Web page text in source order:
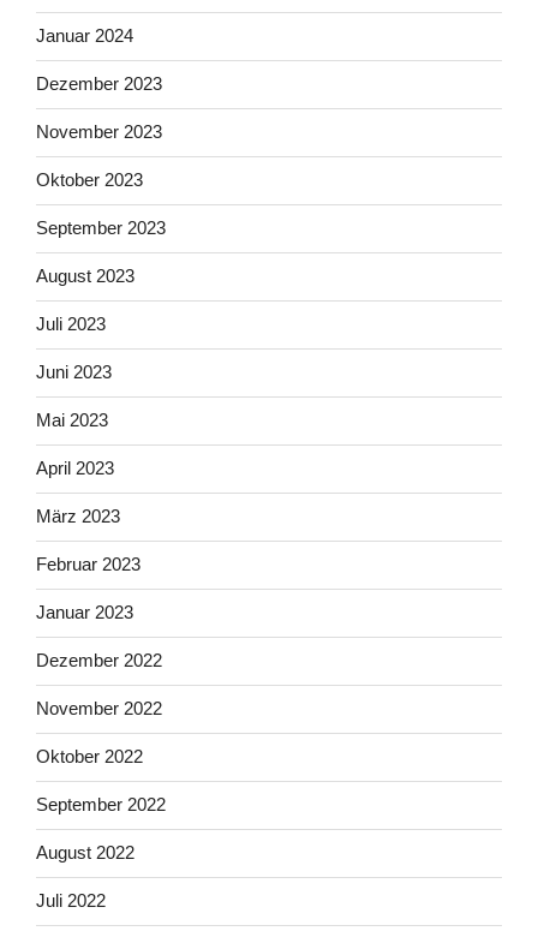
Januar 2024
Dezember 2023
November 2023
Oktober 2023
September 2023
August 2023
Juli 2023
Juni 2023
Mai 2023
April 2023
März 2023
Februar 2023
Januar 2023
Dezember 2022
November 2022
Oktober 2022
September 2022
August 2022
Juli 2022